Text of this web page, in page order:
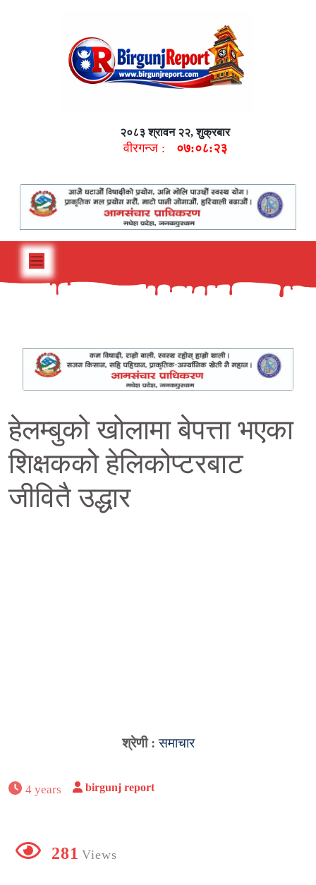
२०८३ श्रावन २२, शुक्रबार
वीरगन्ज : ०७:०८:२४
हेलम्बुको खोलामा बेपत्ता भएका
शिक्षककोे हेलिकोप्टरबाट
जीवितै उद्धार
श्रेणी :समाचार
4 years birgunj report
281 Views